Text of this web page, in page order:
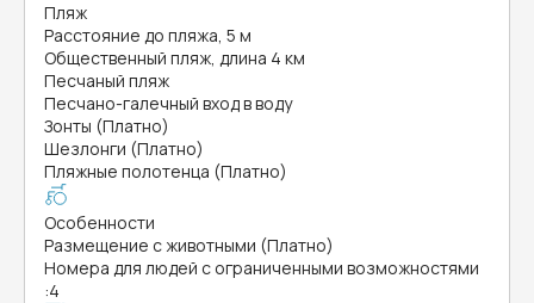
Пляж
Расстояние до пляжа, 5 м
Общественный пляж, длина 4 км
Песчаный пляж
Песчано-галечный вход в воду
Зонты (Платно)
Шезлонги (Платно)
Пляжные полотенца (Платно)
Особенности
Размещение с животными (Платно)
Номера для людей с ограниченными возможностями
:4